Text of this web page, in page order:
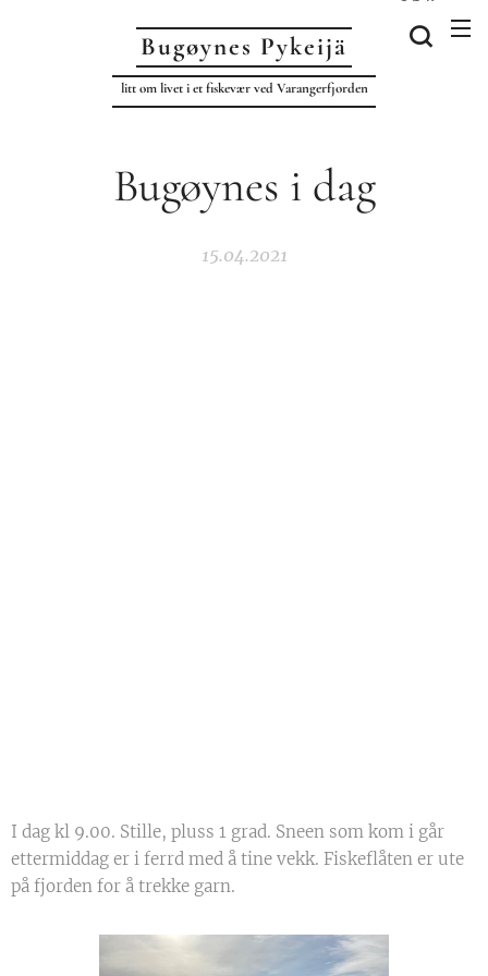
Bugøynes Pykeijä
litt om livet i et fiskevær ved Varangerfjorden
Bugøynes i dag
15.04.2021
I dag kl 9.00. Stille, pluss 1 grad. Sneen som kom i går
ettermiddag er i ferrd med å tine vekk. Fiskeflåten er ute
på fjorden for å trekke garn.